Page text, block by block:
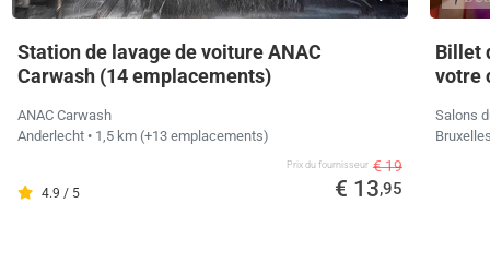
Station de lavage de voiture ANAC
Carwash (14 emplacements)
ANAC Carwash
Anderlecht • 1,5 km (+13 emplacements)
4.9 / 5
Prix ​​du fournisseur € 19
€ 13,95
Billet
votre
Salons